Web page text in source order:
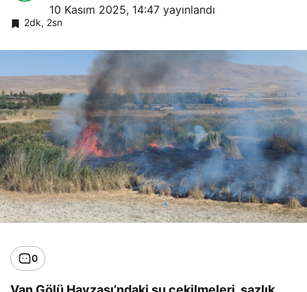
10 Kasım 2025, 14:47 yayınlandı
2dk, 2sn
0